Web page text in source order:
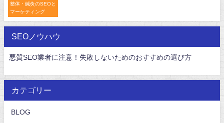
整体・鍼灸のSEOと
マーケティング
SEOノウハウ
悪質SEO業者に注意！失敗しないためのおすすめの選び方
カテゴリー
BLOG